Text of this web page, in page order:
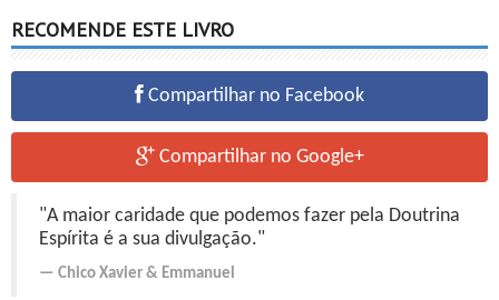
RECOMENDE ESTE LIVRO
Compartilhar no Facebook
Compartilhar no Google+
"A maior caridade que podemos fazer pela Doutrina
Espírita é a sua divulgação."
Chico Xavier & Emmanuel